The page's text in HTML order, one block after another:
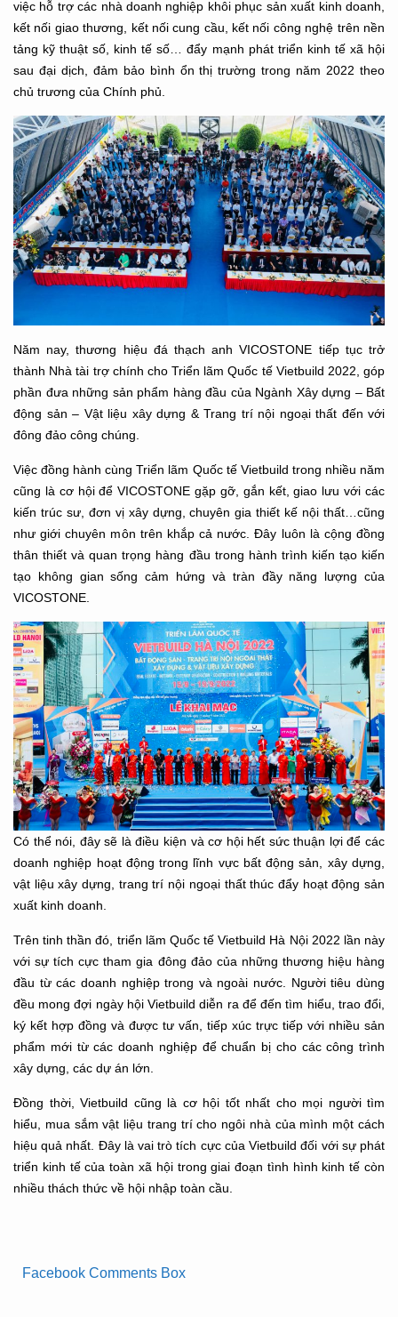
việc hỗ trợ các nhà doanh nghiệp khôi phục sản xuất kinh doanh,
kết nối giao thương, kết nối cung cầu, kết nối công nghệ trên nền
tảng kỹ thuật số, kinh tế số… đẩy mạnh phát triển kinh tế xã hội
sau đại dịch, đảm bảo bình ổn thị trường trong năm 2022 theo
chủ trương của Chính phủ.
Năm nay, thương hiệu đá thạch anh VICOSTONE tiếp tục trở
thành Nhà tài trợ chính cho Triển lãm Quốc tế Vietbuild 2022, góp
phần đưa những sản phẩm hàng đầu của Ngành Xây dựng – Bất
động sản – Vật liệu xây dựng & Trang trí nội ngoại thất đến với
đông đảo công chúng.
Việc đồng hành cùng Triển lãm Quốc tế Vietbuild trong nhiều năm
cũng là cơ hội để VICOSTONE gặp gỡ, gắn kết, giao lưu với các
kiến trúc sư, đơn vị xây dựng, chuyên gia thiết kế nội thất…cũng
như giới chuyên môn trên khắp cả nước. Đây luôn là cộng đồng
thân thiết và quan trọng hàng đầu trong hành trình kiến tạo kiến
tạo không gian sống cảm hứng và tràn đầy năng lượng của
VICOSTONE.
Có thể nói, đây sẽ là điều kiện và cơ hội hết sức thuận lợi để các
doanh nghiệp hoạt động trong lĩnh vực bất động sản, xây dựng,
vật liệu xây dựng, trang trí nội ngoại thất thúc đẩy hoạt động sản
xuất kinh doanh.
Trên tinh thần đó, triển lãm Quốc tế Vietbuild Hà Nội 2022 lần này
với sự tích cực tham gia đông đảo của những thương hiệu hàng
đầu từ các doanh nghiệp trong và ngoài nước. Người tiêu dùng
đều mong đợi ngày hội Vietbuild diễn ra để đến tìm hiểu, trao đổi,
ký kết hợp đồng và được tư vấn, tiếp xúc trực tiếp với nhiều sản
phẩm mới từ các doanh nghiệp để chuẩn bị cho các công trình
xây dựng, các dự án lớn.
Đồng thời, Vietbuild cũng là cơ hội tốt nhất cho mọi người tìm
hiểu, mua sắm vật liệu trang trí cho ngôi nhà của mình một cách
hiệu quả nhất. Đây là vai trò tích cực của Vietbuild đối với sự phát
triển kinh tế của toàn xã hội trong giai đoạn tình hình kinh tế còn
nhiều thách thức về hội nhập toàn cầu.
Facebook Comments Box